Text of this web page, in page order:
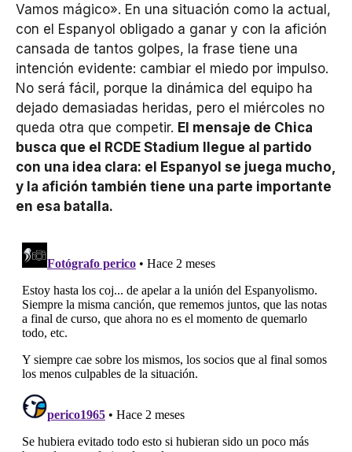
Vamos mágico». En una situación como la actual,
con el Espanyol obligado a ganar y con la afición
cansada de tantos golpes, la frase tiene una
intención evidente: cambiar el miedo por impulso.
No será fácil, porque la dinámica del equipo ha
dejado demasiadas heridas, pero el miércoles no
queda otra que competir. El mensaje de Chica
busca que el RCDE Stadium llegue al partido
con una idea clara: el Espanyol se juega mucho,
y la afición también tiene una parte importante
en esa batalla.